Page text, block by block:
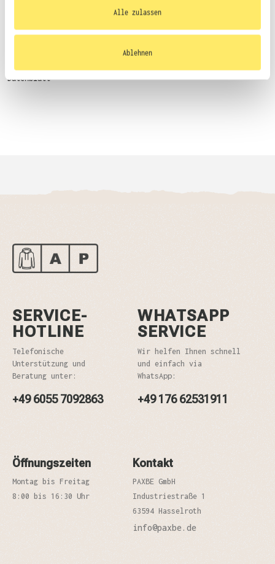
Ihrer Nutzung der Dienste gesammelt haben.
Alle zulassen
Ablehnen
Größentabelle
Datenblatt
SERVICE-
HOTLINE
Telefonische
Unterstützung und
Beratung unter:
+49 6055 7092863
WHATSAPP
SERVICE
Wir helfen Ihnen schnell
und einfach via
WhatsApp:
+49 176 62531911
Öffnungszeiten
Montag bis Freitag
8:00 bis 16:30 Uhr
Kontakt
PAXBE GmbH
Industriestraße 1
63594 Hasselroth
info@paxbe.de